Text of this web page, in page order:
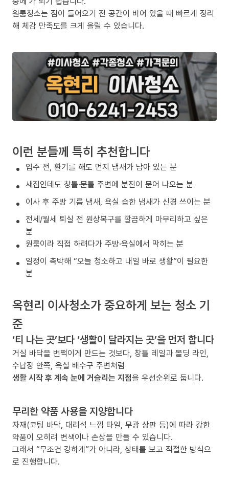
원룸청소는 짐이 들어오기 전 공간이 비어 있을 때 빠르게 정리
해 체감 만족도를 크게 올릴 수 있습니다.
이런 분들께 특히 추천합니다
입주 전, 환기를 해도 먼지 냄새가 남아 있는 분
새집인데도 창틀·문틀 주변에 분진이 묻어 나오는 분
이사 후 주방 기름 냄새, 욕실 습한 냄새가 신경 쓰이는 분
전세/월세 퇴실 전 원상복구를 깔끔하게 마무리하고 싶은
분
원룸이라 직접 하려다가 주방·욕실에서 막히는 분
일정이 촉박해 “오늘 청소하고 내일 바로 생활”이 필요한
분
옥현리 이사청소가 중요하게 보는 청소 기
준
‘티 나는 곳’보다 ‘생활이 달라지는 곳’을 먼저 합니다
거실 바닥을 번쩍이게 만드는 것보다, 창틀 레일과 몰딩 라인,
수납장 안쪽, 욕실 배수구 주변처럼
생활 시작 후 계속 눈에 거슬리는 지점을 우선순위로 둡니다.
무리한 약품 사용을 지양합니다
자재(코팅 바닥, 대리석 느낌 타일, 무광 상판 등)에 따라 강한
약품이 오히려 변색이나 손상을 만들 수 있습니다.
그래서 “무조건 강하게”가 아니라, 상태를 보고 적절한 방식으
로 진행합니다.